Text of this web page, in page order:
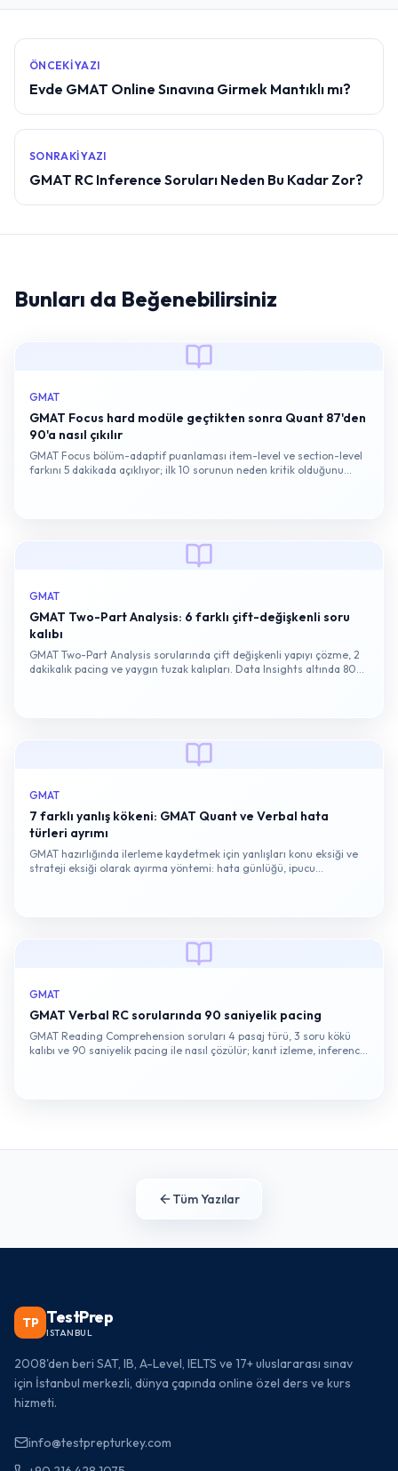
ÖNCEKI YAZI
Evde GMAT Online Sınavına Girmek Mantıklı mı?
SONRAKI YAZI
GMAT RC Inference Soruları Neden Bu Kadar Zor?
Bunları da Beğenebilirsiniz
GMAT
GMAT Focus hard modüle geçtikten sonra Quant 87'den
90'a nasıl çıkılır
GMAT Focus bölüm-adaptif puanlaması item-level ve section-level
farkını 5 dakikada açıklıyor; ilk 10 sorunun neden kritik olduğunu
GMAT
GMAT Two-Part Analysis: 6 farklı çift-değişkenli soru
kalıbı
GMAT Two-Part Analysis sorularında çift değişkenli yapıyı çözme, 2
dakikalık pacing ve yaygın tuzak kalıpları. Data Insights altında 805
GMAT
7 farklı yanlış kökeni: GMAT Quant ve Verbal hata
türleri ayrımı
GMAT hazırlığında ilerleme kaydetmek için yanlışları konu eksiği ve
strateji eksiği olarak ayırma yöntemi: hata günlüğü, ipucu
GMAT
GMAT Verbal RC sorularında 90 saniyelik pacing
GMAT Reading Comprehension soruları 4 pasaj türü, 3 soru kökü
kalıbı ve 90 saniyelik pacing ile nasıl çözülür; kanıt izleme, inference
Tüm Yazılar
TP TestPrep
ISTANBUL
2008'den beri SAT, IB, A-Level, IELTS ve 17+ uluslararası sınav
için İstanbul merkezli, dünya çapında online özel ders ve kurs
hizmeti.
info@testprepturkey.com